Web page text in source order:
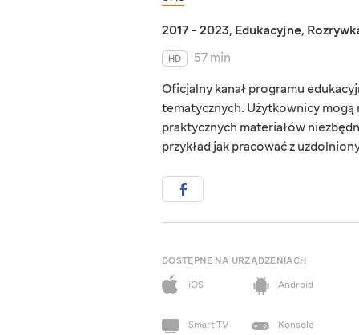
2017 - 2023, Edukacyjne,
HD
57 min
Oficjalny kanał programu
tematycznych. Użytkownicy
praktycznych materiałów
przykład jak pracować z
DOSTĘPNE NA URZĄDZENIACH
iOS
Android
Smart TV Konsole